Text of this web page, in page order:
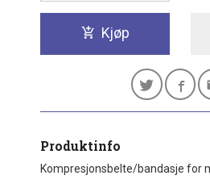
Kjøp
Produktinfo
Kompresjonsbelte/bandasje for